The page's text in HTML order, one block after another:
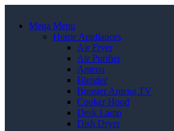
Mega Menu
Home Appliances
Air Fryer
Air Purifier
Antena
Blender
Booster Antena TV
Cooker Hood
Desk Lamp
Dish Dryer